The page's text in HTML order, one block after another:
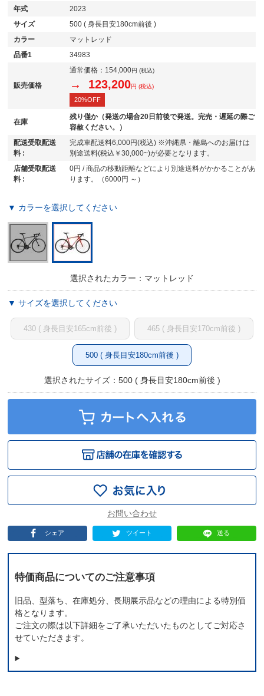
年式
2023
サイズ
500 ( 身長目安180cm前後 )
カラー
マットレッド
品番1
34983
販売価格
通常価格： 154,000円 (税込)
→ 123,200円 (税込)
20%OFF
在庫
残り僅か（発送の場合20日前後で発送。完売・遅延の際ご
容赦ください。）
配送受取配送
料 :
完成車配送料6,000円(税込) ※沖縄県・離島へのお届けは
別途送料(税込￥30,000~)が必要となります。
店舗受取配送
料 :
0円 / 商品の移動距離などにより別途送料がかかることがあ
ります。（6000円 ～）
▼ カラーを選択してください
選択されたカラー：マットレッド
▼ サイズを選択してください
430 ( 身長目安165cm前後 ) 465 ( 身長目安170cm前後 )
500 ( 身長目安180cm前後 )
選択されたサイズ：500 ( 身長目安180cm前後 )
シェア ツイート 送る
特価商品についてのご注意事項
旧品、型落ち、在庫処分、長期展示品などの理由による特別価
格となります。
ご注文の際は以下詳細をご了承いただいたものとしてご対応さ
せていただきます。